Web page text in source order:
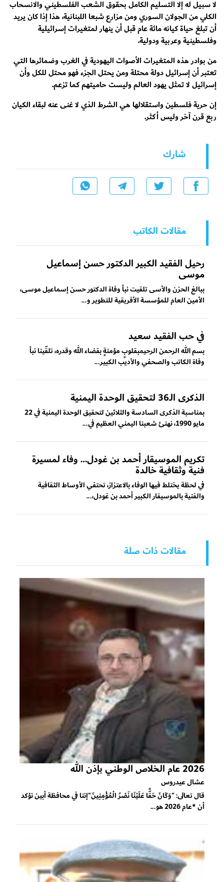
لا سبيل له إلا التسليم الكامل بحقوق الشعب الفلسطيني والانسحاب
الكلي من الجولان السوري ومن مزارع شبعا اللبنانية، هذا إذا كان يريد
أن تبلغ حياة كيانه مائة عام قبل أن ينهار لمتغيرات إسرائيلية
وفلسطينية وعربية ودولية.
من بوادر هذه المتغيرات الأصوات اليهودية في الغرب وضمائرها التي
تعتبر أن إسرائيل دولة محتلة ومن يحتل الجزء فهو محتل للكل وأن
إسرائيل لا تمثل يهود العالم وليست حاميتهم كما تزعم.
إن حرية فلسطين واستقلالها هي الشرط الذي لا غنى عنه لبقاء الكيان
ربع قرن آخر وليس أكثر.
شارك
مقالات الكاتب
رحيل الفقيد الكبير الدكتور حسن إسماعيل
موسى
ببالغ الحزن والأسى تلقيت نبأ وفاة الدكتور حسن إسماعيل موسى،
الأمين العام للمؤسسة الأفريقية للتطوير و...
في حب الفقيد سعيد
بسم الله الرحمن الرحيمبقلوبٍ مؤمنةٍ بقضاء الله وقدره، تلقّينا نبأ
وفاة الكاتب والصحفي والأديب الكبير...
الذكرى الـ36 لتحقيق الوحدة اليمنية
بمناسبة الذكرى السادسة والثلاثين لتحقيق الوحدة اليمنية في 22
مايو 1990، نهنئ شعبنا اليمني العظيم في...
تكريم الموسيقار أحمد بن غودل… وفاء لمسيرة
فنية وثقافية خالدة
في لحظة يختلط فيها الوفاء بالاعتزاز، تحتفي الأوساط الثقافية
والفنية بالموسيقار الكبير أحمد بن غودل،...
مقالات ذات صلة
2026 عام الخلاص الوطني بإذن الله
عشال عيدروس
قال تعالى: "وَكَانَ حَقًّا عَلَيْنَا نَصْرُ الْمُؤْمِنِينَ"إننا في محافظة أبين نؤكد
أن *عام 2026 هو...